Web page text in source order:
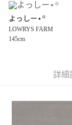
【大哥付你分期使用說
1.本服務由台灣大哥
2.付款方式選擇「大
3.實際核准額度、可
4.訂單成立30分鐘內
1.分期款項不併入電
AFTEE先享後付
３．安心：先確認商
每筆NT$80，滿
よっしー⋆꙳
LOWRYS FARM
145cm
詳細